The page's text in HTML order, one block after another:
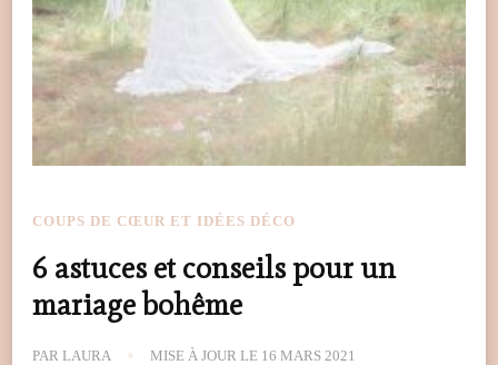
COUPS DE CŒUR ET IDÉES DÉCO
6 astuces et conseils pour un
mariage bohême
PAR LAURA MISE À JOUR LE 16 MARS 2021